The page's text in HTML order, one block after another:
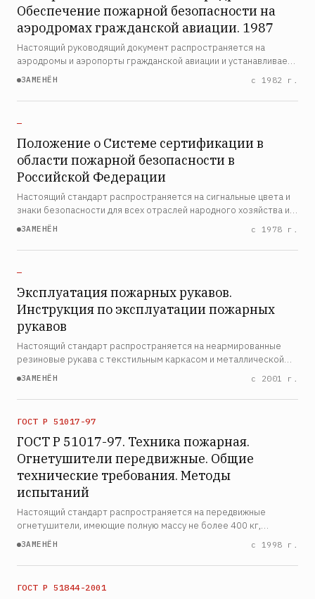
Обеспечение пожарной безопасности на
аэродромах гражданской авиации. 1987
Настоящий руководящий документ распространяется на
аэродромы и аэропорты гражданской авиации и устанавливает
требования по обеспечению пожарной безопасности при
назе…
ЗАМЕНЁН с 1982 г.
—
Положение о Системе сертификации в
области пожарной безопасности в
Российской Федерации
Настоящий стандарт распространяется на сигнальные цвета и
знаки безопасности для всех отраслей народного хозяйства и
устанавливает назначение, характеристики и порядок
ЗАМЕНЁН с 1978 г.
—
Эксплуатация пожарных рукавов.
Инструкция по эксплуатации пожарных
рукавов
Настоящий стандарт распространяется на неармированные
резиновые рукава с текстильным каркасом и металлической
спиралью, имеющие на концах мягкие манжеты для
нагне…
ЗАМЕНЁН с 2001 г.
ГОСТ Р 51017-97
ГОСТ Р 51017-97. Техника пожарная.
Огнетушители передвижные. Общие
технические требования. Методы
испытаний
Настоящий стандарт распространяется на передвижные
огнетушители, имеющие полную массу не более 400 кг,
предназначенные для тушения пожаров классов А, В, С, и
испытаний.…
ЗАМЕНЁН с 1998 г.
ГОСТ Р 51844-2001